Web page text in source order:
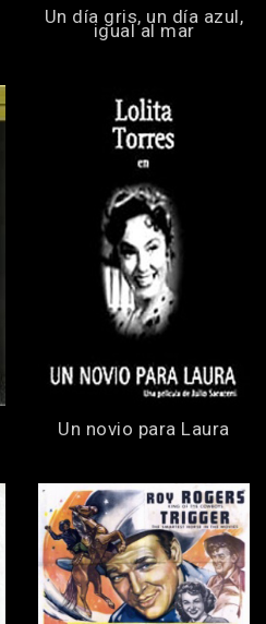
Un día gris, un día azul,
igual al mar
Un novio para Laura